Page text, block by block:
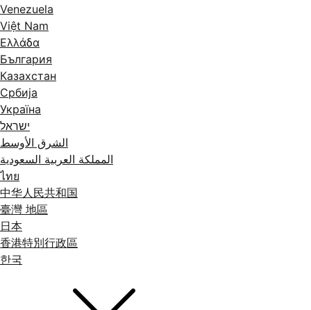
Venezuela
Việt Nam
Ελλάδα
България
Казахстан
Србија
Україна
ישראל
الشرق الأوسط
المملكة العربية السعودية
ไทย
中华人民共和国
臺灣 地區
日本
香港特別行政區
한국